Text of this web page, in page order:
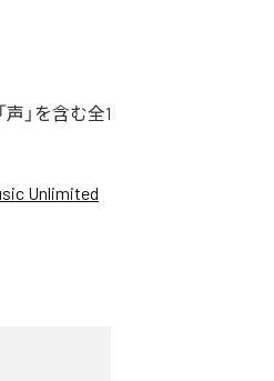
」を含む全1
Unlimited